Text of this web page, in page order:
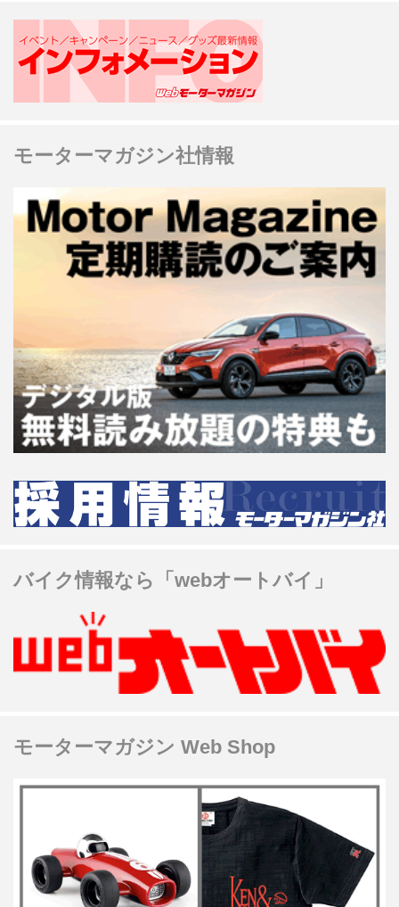
モーターマガジン社情報
バイク情報なら「webオートバイ」
モーターマガジン Web Shop